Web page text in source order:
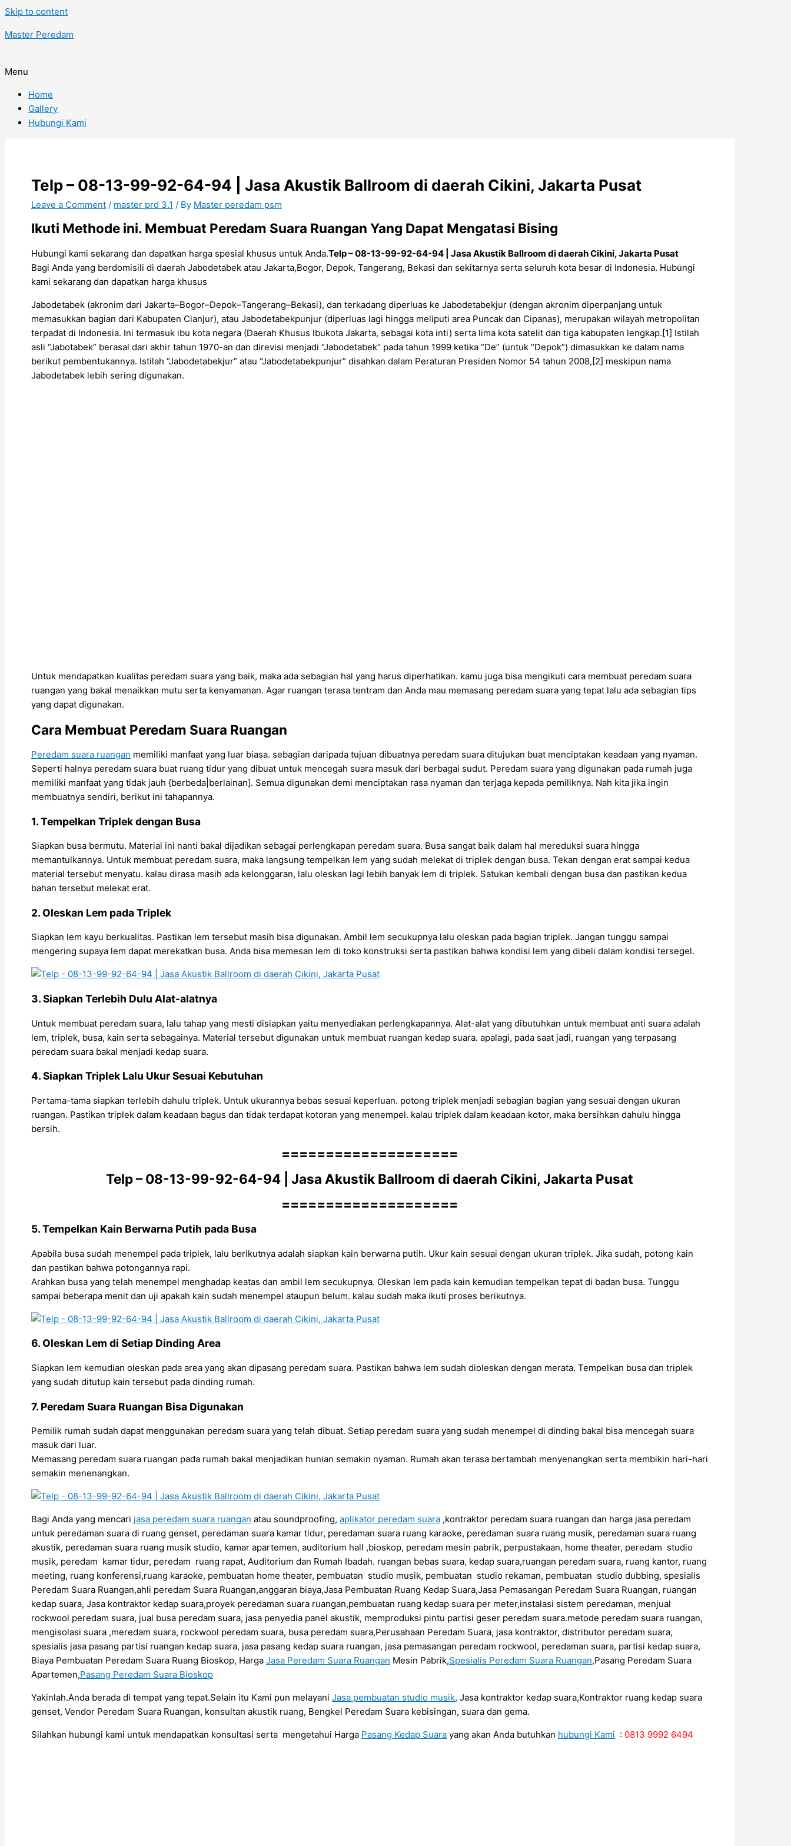
Skip to content
Master Peredam
Menu
Home
Gallery
Hubungi Kami
Telp – 08-13-99-92-64-94 | Jasa Akustik Ballroom di daerah Cikini, Jakarta Pusat
Leave a Comment / master prd 3.1 / By Master peredam psm
Ikuti Methode ini. Membuat Peredam Suara Ruangan Yang Dapat Mengatasi Bising
Hubungi kami sekarang dan dapatkan harga spesial khusus untuk Anda.Telp – 08-13-99-92-64-94 | Jasa Akustik Ballroom di daerah Cikini, Jakarta Pusat
Bagi Anda yang berdomisili di daerah Jabodetabek atau Jakarta,Bogor, Depok, Tangerang, Bekasi dan sekitarnya serta seluruh kota besar di Indonesia. Hubungi
kami sekarang dan dapatkan harga khusus
Jabodetabek (akronim dari Jakarta–Bogor–Depok–Tangerang–Bekasi), dan terkadang diperluas ke Jabodetabekjur (dengan akronim diperpanjang untuk
memasukkan bagian dari Kabupaten Cianjur), atau Jabodetabekpunjur (diperluas lagi hingga meliputi area Puncak dan Cipanas), merupakan wilayah metropolitan
terpadat di Indonesia. Ini termasuk ibu kota negara (Daerah Khusus Ibukota Jakarta, sebagai kota inti) serta lima kota satelit dan tiga kabupaten lengkap.[1] Istilah
asli “Jabotabek” berasal dari akhir tahun 1970-an dan direvisi menjadi “Jabodetabek” pada tahun 1999 ketika “De” (untuk “Depok”) dimasukkan ke dalam nama
berikut pembentukannya. Istilah “Jabodetabekjur” atau “Jabodetabekpunjur” disahkan dalam Peraturan Presiden Nomor 54 tahun 2008,[2] meskipun nama
Jabodetabek lebih sering digunakan.
Untuk mendapatkan kualitas peredam suara yang baik, maka ada sebagian hal yang harus diperhatikan. kamu juga bisa mengikuti cara membuat peredam suara
ruangan yang bakal menaikkan mutu serta kenyamanan. Agar ruangan terasa tentram dan Anda mau memasang peredam suara yang tepat lalu ada sebagian tips
yang dapat digunakan.
Cara Membuat Peredam Suara Ruangan
Peredam suara ruangan memiliki manfaat yang luar biasa. sebagian daripada tujuan dibuatnya peredam suara ditujukan buat menciptakan keadaan yang nyaman.
Seperti halnya peredam suara buat ruang tidur yang dibuat untuk mencegah suara masuk dari berbagai sudut. Peredam suara yang digunakan pada rumah juga
memiliki manfaat yang tidak jauh {berbeda|berlainan]. Semua digunakan demi menciptakan rasa nyaman dan terjaga kepada pemiliknya. Nah kita jika ingin
membuatnya sendiri, berikut ini tahapannya.
1. Tempelkan Triplek dengan Busa
Siapkan busa bermutu. Material ini nanti bakal dijadikan sebagai perlengkapan peredam suara. Busa sangat baik dalam hal mereduksi suara hingga
memantulkannya. Untuk membuat peredam suara, maka langsung tempelkan lem yang sudah melekat di triplek dengan busa. Tekan dengan erat sampai kedua
material tersebut menyatu. kalau dirasa masih ada kelonggaran, lalu oleskan lagi lebih banyak lem di triplek. Satukan kembali dengan busa dan pastikan kedua
bahan tersebut melekat erat.
2. Oleskan Lem pada Triplek
Siapkan lem kayu berkualitas. Pastikan lem tersebut masih bisa digunakan. Ambil lem secukupnya lalu oleskan pada bagian triplek. Jangan tunggu sampai
mengering supaya lem dapat merekatkan busa. Anda bisa memesan lem di toko konstruksi serta pastikan bahwa kondisi lem yang dibeli dalam kondisi tersegel.
3. Siapkan Terlebih Dulu Alat-alatnya
Untuk membuat peredam suara, lalu tahap yang mesti disiapkan yaitu menyediakan perlengkapannya. Alat-alat yang dibutuhkan untuk membuat anti suara adalah
lem, triplek, busa, kain serta sebagainya. Material tersebut digunakan untuk membuat ruangan kedap suara. apalagi, pada saat jadi, ruangan yang terpasang
peredam suara bakal menjadi kedap suara.
4. Siapkan Triplek Lalu Ukur Sesuai Kebutuhan
Pertama-tama siapkan terlebih dahulu triplek. Untuk ukurannya bebas sesuai keperluan. potong triplek menjadi sebagian bagian yang sesuai dengan ukuran
ruangan. Pastikan triplek dalam keadaan bagus dan tidak terdapat kotoran yang menempel. kalau triplek dalam keadaan kotor, maka bersihkan dahulu hingga
bersih.
====================
Telp – 08-13-99-92-64-94 | Jasa Akustik Ballroom di daerah Cikini, Jakarta Pusat
====================
5. Tempelkan Kain Berwarna Putih pada Busa
Apabila busa sudah menempel pada triplek, lalu berikutnya adalah siapkan kain berwarna putih. Ukur kain sesuai dengan ukuran triplek. Jika sudah, potong kain
dan pastikan bahwa potongannya rapi.
Arahkan busa yang telah menempel menghadap keatas dan ambil lem secukupnya. Oleskan lem pada kain kemudian tempelkan tepat di badan busa. Tunggu
sampai beberapa menit dan uji apakah kain sudah menempel ataupun belum. kalau sudah maka ikuti proses berikutnya.
6. Oleskan Lem di Setiap Dinding Area
Siapkan lem kemudian oleskan pada area yang akan dipasang peredam suara. Pastikan bahwa lem sudah dioleskan dengan merata. Tempelkan busa dan triplek
yang sudah ditutup kain tersebut pada dinding rumah.
7. Peredam Suara Ruangan Bisa Digunakan
Pemilik rumah sudah dapat menggunakan peredam suara yang telah dibuat. Setiap peredam suara yang sudah menempel di dinding bakal bisa mencegah suara
masuk dari luar.
Memasang peredam suara ruangan pada rumah bakal menjadikan hunian semakin nyaman. Rumah akan terasa bertambah menyenangkan serta membikin hari-hari
semakin menenangkan.
Bagi Anda yang mencari jasa peredam suara ruangan atau soundproofing, aplikator peredam suara ,kontraktor peredam suara ruangan dan harga jasa peredam
untuk peredaman suara di ruang genset, peredaman suara kamar tidur, peredaman suara ruang karaoke, peredaman suara ruang musik, peredaman suara ruang
akustik, peredaman suara ruang musik studio, kamar apartemen, auditorium hall ,bioskop, peredam mesin pabrik, perpustakaan, home theater, peredam studio
musik, peredam kamar tidur, peredam ruang rapat, Auditorium dan Rumah Ibadah. ruangan bebas suara, kedap suara,ruangan peredam suara, ruang kantor, ruang
meeting, ruang konferensi,ruang karaoke, pembuatan home theater, pembuatan studio musik, pembuatan studio rekaman, pembuatan studio dubbing, spesialis
Peredam Suara Ruangan,ahli peredam Suara Ruangan,anggaran biaya,Jasa Pembuatan Ruang Kedap Suara,Jasa Pemasangan Peredam Suara Ruangan, ruangan
kedap suara, Jasa kontraktor kedap suara,proyek peredaman suara ruangan,pembuatan ruang kedap suara per meter,instalasi sistem peredaman, menjual
rockwool peredam suara, jual busa peredam suara, jasa penyedia panel akustik, memproduksi pintu partisi geser peredam suara.metode peredam suara ruangan,
mengisolasi suara ,meredam suara, rockwool peredam suara, busa peredam suara,Perusahaan Peredam Suara, jasa kontraktor, distributor peredam suara,
spesialis jasa pasang partisi ruangan kedap suara, jasa pasang kedap suara ruangan, jasa pemasangan peredam rockwool, peredaman suara, partisi kedap suara,
Biaya Pembuatan Peredam Suara Ruang Bioskop, Harga Jasa Peredam Suara Ruangan Mesin Pabrik,Spesialis Peredam Suara Ruangan,Pasang Peredam Suara
Apartemen,Pasang Peredam Suara Bioskop
Yakinlah.Anda berada di tempat yang tepat.Selain itu Kami pun melayani Jasa pembuatan studio musik, Jasa kontraktor kedap suara,Kontraktor ruang kedap suara
genset, Vendor Peredam Suara Ruangan, konsultan akustik ruang, Bengkel Peredam Suara kebisingan, suara dan gema.
Silahkan hubungi kami untuk mendapatkan konsultasi serta mengetahui Harga Pasang Kedap Suara yang akan Anda butuhkan hubungi Kami : 0813 9992 6494